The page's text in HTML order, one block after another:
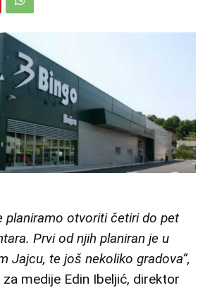
planiramo otvoriti četiri do pet
Prvi od njih planiran je u
Jajcu, te još nekoliko gradova”,
za medije Edin Ibeljić, direktor